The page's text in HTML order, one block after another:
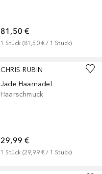
81,50 €
1 Stück (81,50 € / 1 Stück)
CHRIS RUBIN
Jade Haarnadel
Haarschmuck
29,99 €
1 Stück (29,99 € / 1 Stück)